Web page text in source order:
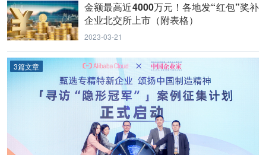
金额最高近4000万元！各地发“红包”奖补
企业北交所上市（附表格）
2023-03-21
3篇文章